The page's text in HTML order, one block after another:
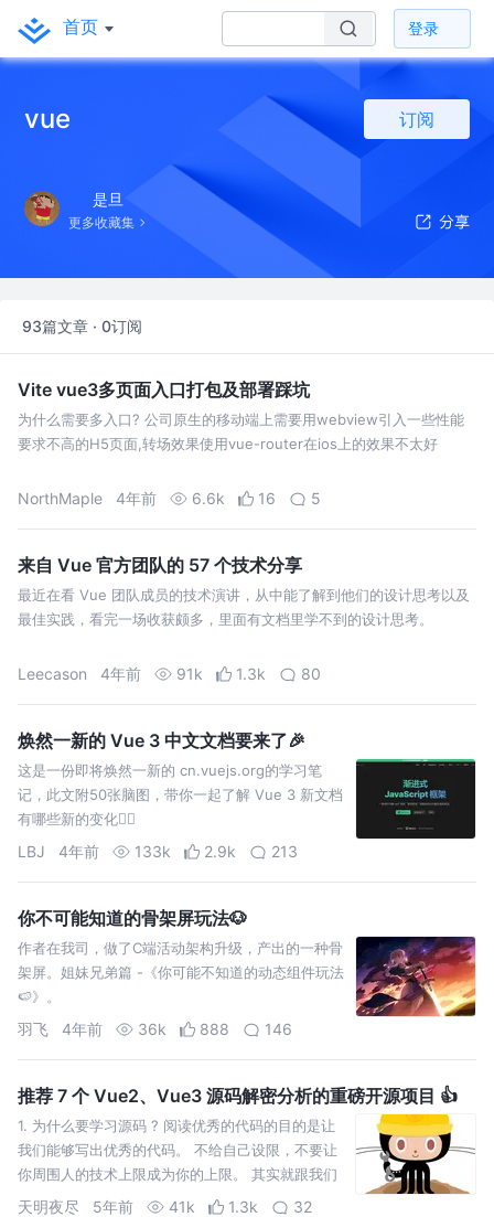
首页 登录
vue 订阅
是旦
更多收藏集
93篇文章 · 0订阅
Vite vue3多页面入口打包及部署踩坑
为什么需要多入口? 公司原生的移动端上需要用webview引入一些性能
要求不高的H5页面,转场效果使用vue-router在ios上的效果不太好
NorthMaple 4年前 6.6k 16 5
来自 Vue 官方团队的 57 个技术分享
最近在看 Vue 团队成员的技术演讲，从中能了解到他们的设计思考以及
最佳实践，看完一场收获颇多，里面有文档里学不到的设计思考。
Leecason 4年前 91k 1.3k 80
焕然一新的 Vue 3 中文文档要来了🎉
这是一份即将焕然一新的 cn.vuejs.org的学习笔
记，此文附50张脑图，带你一起了解 Vue 3 新文档
有哪些新的变化🕵️‍♂️
LBJ 4年前 133k 2.9k 213
你不可能知道的骨架屏玩法🐶
作者在我司，做了C端活动架构升级，产出的一种骨
架屏。姐妹兄弟篇 -《你可能不知道的动态组件玩法
🍉》。
羽飞 4年前 36k 888 146
推荐 7 个 Vue2、Vue3 源码解密分析的重磅开源项目 👍
1. 为什么要学习源码 ? 阅读优秀的代码的目的是让
我们能够写出优秀的代码。 不给自己设限，不要让
你周围人的技术上限成为你的上限。 其实就跟我们
写作文一样，你看的高分作文越多，写出高分作文
天明夜尽 5年前 41k 1.3k 32